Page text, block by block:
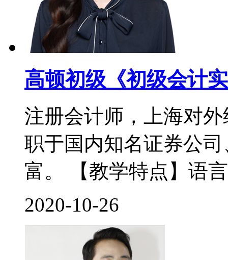
高顿初级《初级会计
注册会计师，上海对
职于国内知名证券公
富。 【教学特点】语
2020-10-26